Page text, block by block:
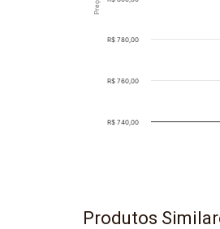
R$ 740,00
R$ 760,00
R$ 780,00
Produtos